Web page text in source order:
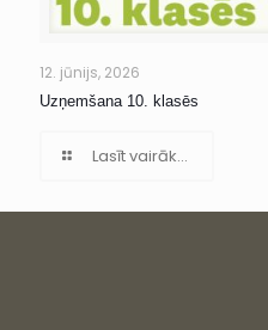
12. jūnijs, 2026
Uzņemšana 10. klasēs
Lasīt vairāk...